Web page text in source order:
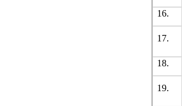
16.
17.
18.
19.